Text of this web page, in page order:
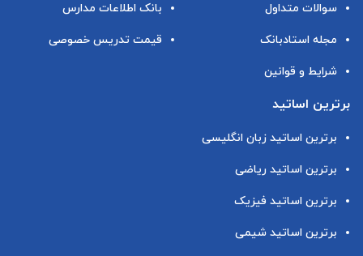
سوالات متداول
مجله استادبانک
شرایط و قوانین
بانک اطلاعات مدارس
قیمت تدریس خصوصی
برترین اساتید
برترین اساتید زبان انگلیسی
برترین اساتید ریاضی
برترین اساتید فیزیک
برترین اساتید شیمی